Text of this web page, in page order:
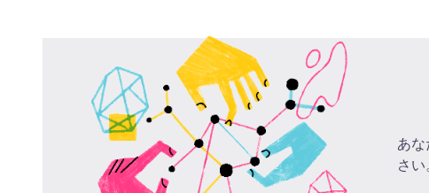
あ
さ